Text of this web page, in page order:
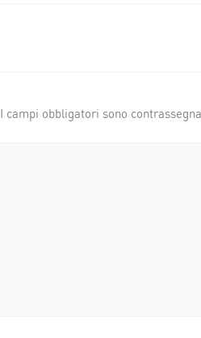
I campi obbligatori sono